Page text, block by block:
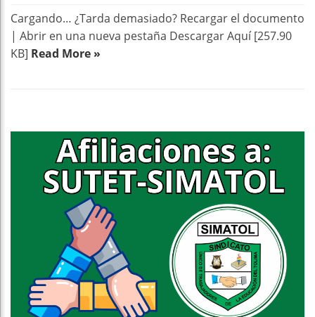
Cargando… ¿Tarda demasiado? Recargar el documento
| Abrir en una nueva pestaña Descargar Aquí [257.90
KB] Read More »